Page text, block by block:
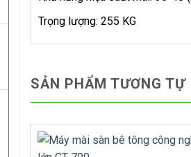
Trọng lượng: 255 KG
SẢN PHẨM TƯƠNG TỰ